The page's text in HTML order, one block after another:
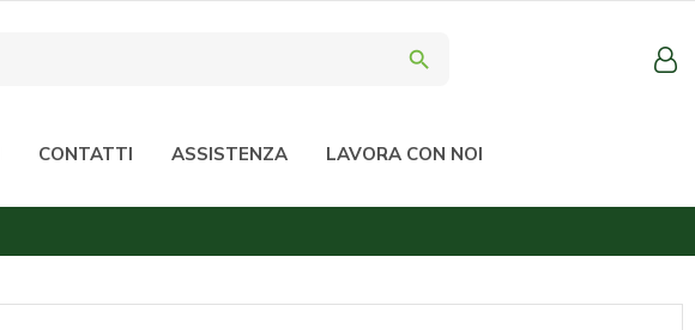
search
CONTATTI ASSISTENZA LAVORA CON NOI